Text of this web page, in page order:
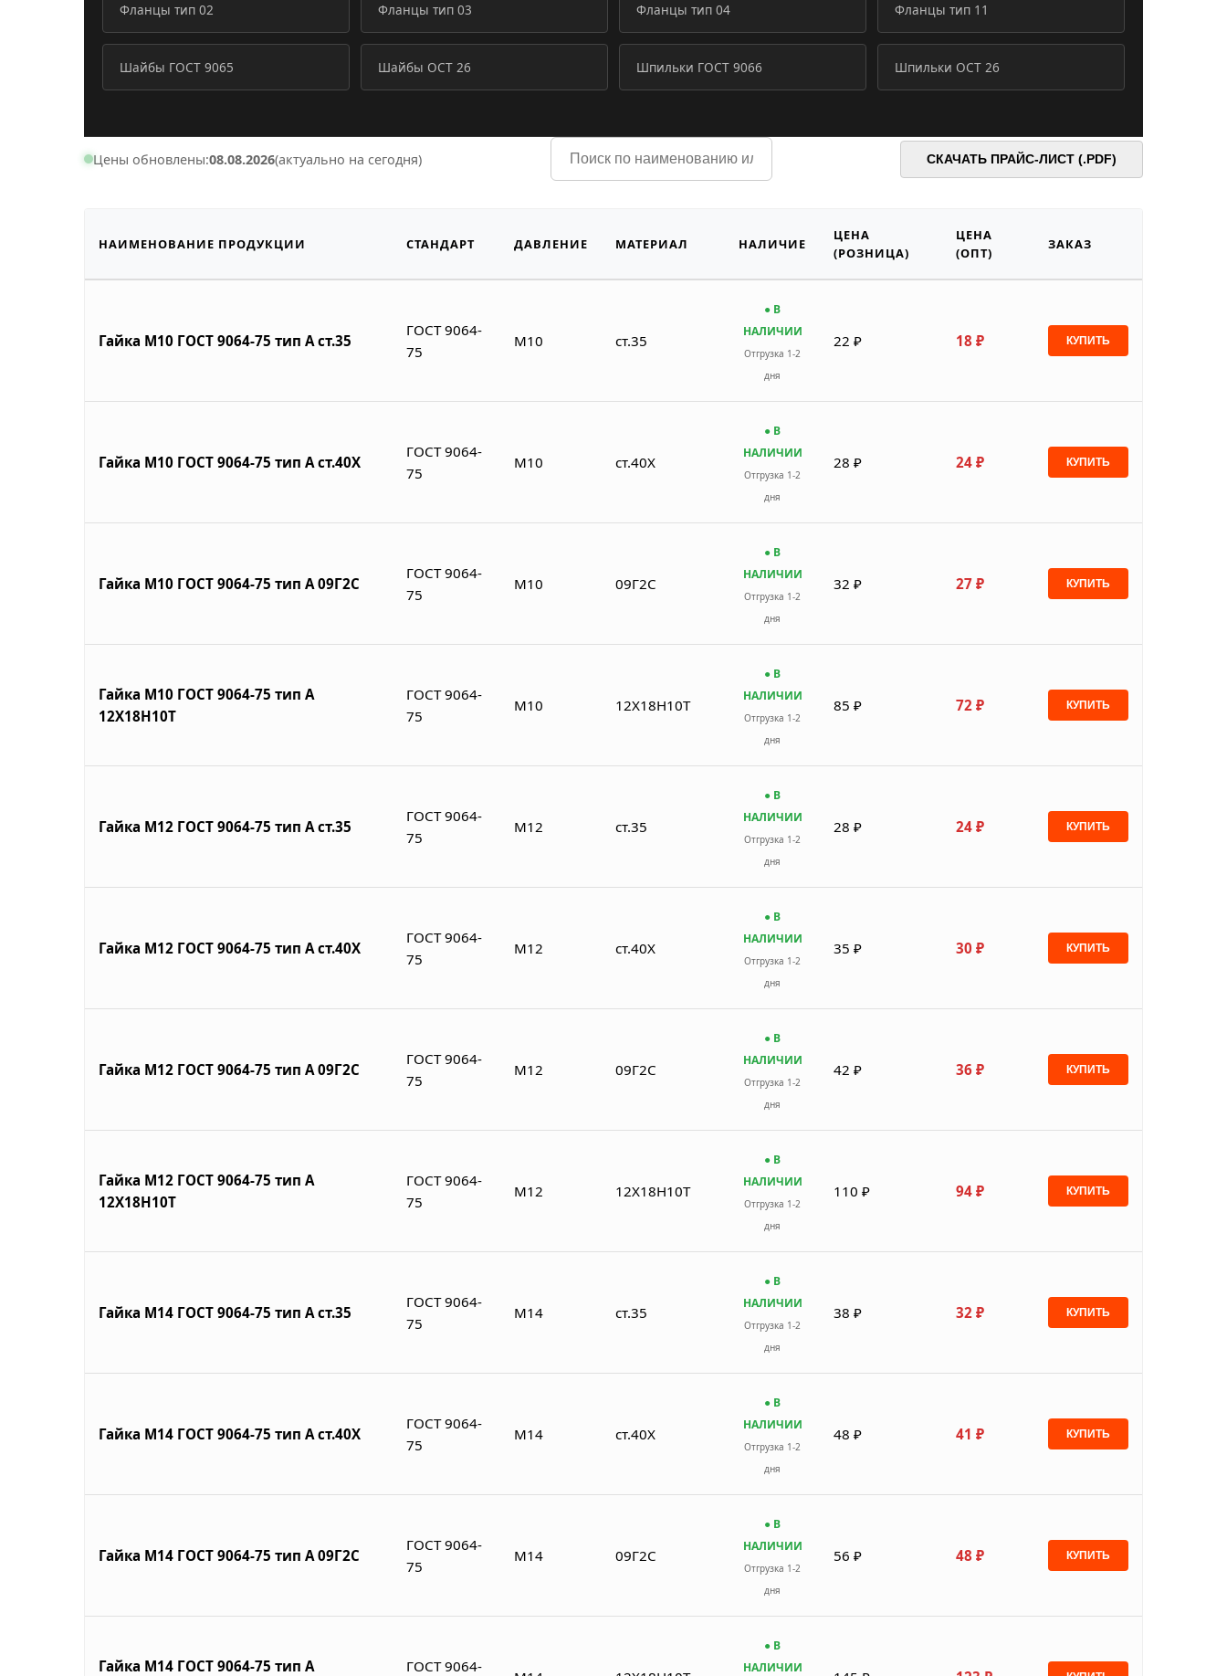
Фланцы тип 02 Фланцы тип 03 Фланцы тип 04 Фланцы тип 11
Шайбы ГОСТ 9065 Шайбы ОСТ 26 Шпильки ГОСТ 9066 Шпильки ОСТ 26
Цены обновлены:08.08.2026(актуально на сегодня) СКАЧАТЬ ПРАЙС-ЛИСТ (.PDF)
НАИМЕНОВАНИЕ ПРОДУКЦИИ СТАНДАРТ ДАВЛЕНИЕ МАТЕРИАЛ НАЛИЧИЕ
ЦЕНА
(РОЗНИЦА)
ЦЕНА
(ОПТ)
ЗАКАЗ
Гайка М10 ГОСТ 9064-75 тип А ст.35
ГОСТ 9064-
75
М10 ст.35
● В
НАЛИЧИИ
Отгрузка 1-2
дня
22 ₽ 18 ₽ КУПИТЬ
Гайка М10 ГОСТ 9064-75 тип А ст.40Х
ГОСТ 9064-
75
М10 ст.40Х
● В
НАЛИЧИИ
Отгрузка 1-2
дня
28 ₽ 24 ₽ КУПИТЬ
Гайка М10 ГОСТ 9064-75 тип А 09Г2С
ГОСТ 9064-
75
М10 09Г2С
● В
НАЛИЧИИ
Отгрузка 1-2
дня
32 ₽ 27 ₽ КУПИТЬ
Гайка М10 ГОСТ 9064-75 тип А
12Х18Н10Т
ГОСТ 9064-
75
М10 12Х18Н10Т
● В
НАЛИЧИИ
Отгрузка 1-2
дня
85 ₽ 72 ₽ КУПИТЬ
Гайка М12 ГОСТ 9064-75 тип А ст.35
ГОСТ 9064-
75
М12 ст.35
● В
НАЛИЧИИ
Отгрузка 1-2
дня
28 ₽ 24 ₽ КУПИТЬ
Гайка М12 ГОСТ 9064-75 тип А ст.40Х
ГОСТ 9064-
75
М12 ст.40Х
● В
НАЛИЧИИ
Отгрузка 1-2
дня
35 ₽ 30 ₽ КУПИТЬ
Гайка М12 ГОСТ 9064-75 тип А 09Г2С
ГОСТ 9064-
75
М12 09Г2С
● В
НАЛИЧИИ
Отгрузка 1-2
дня
42 ₽ 36 ₽ КУПИТЬ
Гайка М12 ГОСТ 9064-75 тип А
12Х18Н10Т
ГОСТ 9064-
75
М12 12Х18Н10Т
● В
НАЛИЧИИ
Отгрузка 1-2
дня
110 ₽ 94 ₽ КУПИТЬ
Гайка М14 ГОСТ 9064-75 тип А ст.35
ГОСТ 9064-
75
М14 ст.35
● В
НАЛИЧИИ
Отгрузка 1-2
дня
38 ₽ 32 ₽ КУПИТЬ
Гайка М14 ГОСТ 9064-75 тип А ст.40Х
ГОСТ 9064-
75
М14 ст.40Х
● В
НАЛИЧИИ
Отгрузка 1-2
дня
48 ₽ 41 ₽ КУПИТЬ
Гайка М14 ГОСТ 9064-75 тип А 09Г2С
ГОСТ 9064-
75
М14 09Г2С
● В
НАЛИЧИИ
Отгрузка 1-2
дня
56 ₽ 48 ₽ КУПИТЬ
Гайка М14 ГОСТ 9064-75 тип А ГОСТ 9064-
● В
НАЛИЧИИ